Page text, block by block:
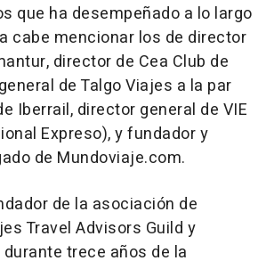
que ha desempeñado a lo largo
cabe mencionar los de director
director de Cea Club de
de Talgo Viajes a la par
Iberrail, director general de VIE
Expreso), y fundador y
de Mundoviaje.com.
de la asociación de
Travel Advisors Guild y
trece años de la